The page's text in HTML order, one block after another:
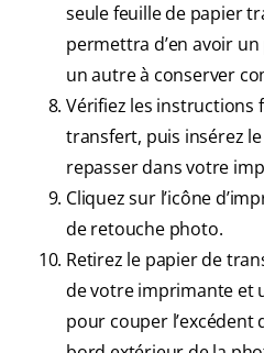
seule feuille de papier
permettra d’en avoir
un autre à conserver
Vérifiez les instructions
transfert, puis insérez
repasser dans votre
Cliquez sur l’icône
de retouche photo.
Retirez le papier de
de votre imprimante et
pour couper